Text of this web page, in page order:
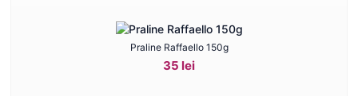
Praline Raffaello 150g
35 lei